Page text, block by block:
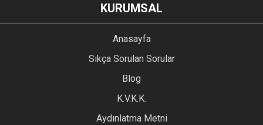
YORUM YAZ
kullanarak tarafımıza iletebilirsiniz.
Ürün resmi kalitesiz, bozuk veya görüntülenemiyor.
Ürün açıklamasında eksik bilgiler bulunuyor.
Ürün bilgilerinde hatalar bulunuyor.
Ürün fiyatı diğer sitelerden daha pahalı.
KURUMSAL
Anasayfa
Sıkça Sorulan Sorular
Blog
K.V.K.K.
Aydınlatma Metni